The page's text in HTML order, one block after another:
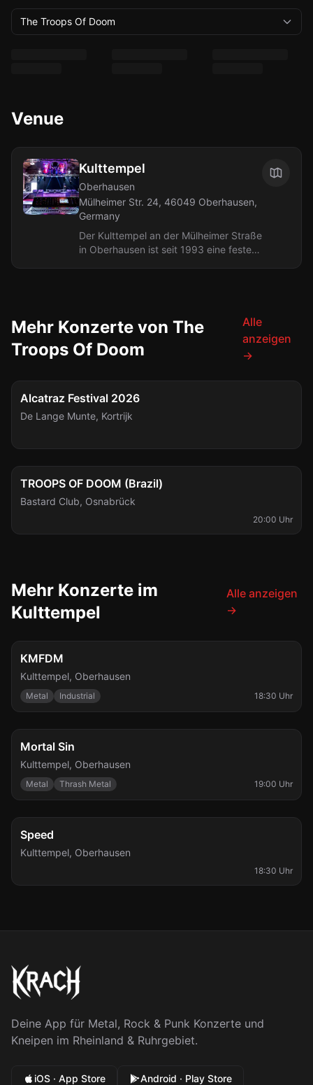
The Troops Of Doom
Venue
Kulttempel
Oberhausen
Mülheimer Str. 24, 46049 Oberhausen,
Germany
Der Kulttempel an der Mülheimer Straße
in Oberhausen ist seit 1993 eine feste
Mehr Konzerte von The
Troops Of Doom
Alle
anzeigen
→
Sa., 8. Aug.
Alcatraz Festival 2026
De Lange Munte, Kortrijk
Sa., 22. Aug.
TROOPS OF DOOM (Brazil)
Bastard Club, Osnabrück
20:00 Uhr
Mehr Konzerte im
Kulttempel
Alle anzeigen
→
Di., 11. Aug.
KMFDM
Kulttempel, Oberhausen
Metal Industrial 18:30 Uhr
Fr., 14. Aug.
Mortal Sin
Kulttempel, Oberhausen
Metal Thrash Metal 19:00 Uhr
Di., 25. Aug.
Speed
Kulttempel, Oberhausen
18:30 Uhr
Deine App für Metal, Rock & Punk Konzerte und
Kneipen im Rheinland & Ruhrgebiet.
iOS · App Store Android · Play Store